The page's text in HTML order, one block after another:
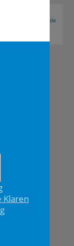
Klaren